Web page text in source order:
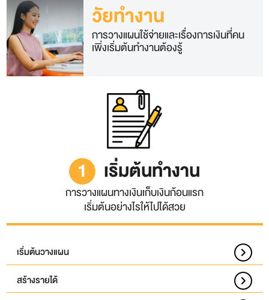
วัยทำงาน
การวางแผนใช้จ่ายและเรื่องการเงินที่คน
เพิ่งเริ่มต้นทำงานต้องรู้
1 เริ่มต้นทำงาน
การวางแผนทางเงินเก็บเงินก้อนแรก
เริ่มต้นอย่างไรให้ไปได้สวย
เริ่มต้นวางแผน
สร้างรายได้